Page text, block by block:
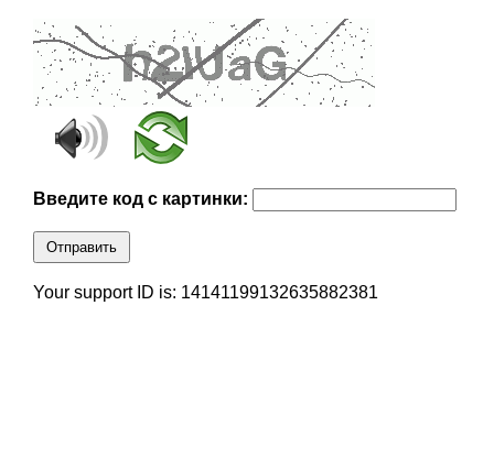
Введите код с картинки:
Отправить
Your support ID is: 14141199132635882381